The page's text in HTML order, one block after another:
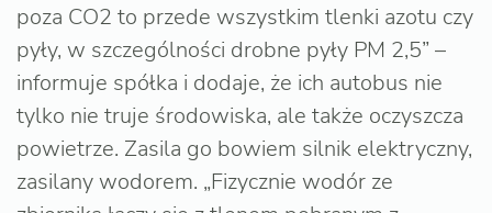
poza CO2 to przede wszystkim tlenki azotu czy
pyły, w szczególności drobne pyły PM 2,5” –
informuje spółka i dodaje, że ich autobus nie
tylko nie truje środowiska, ale także oczyszcza
powietrze. Zasila go bowiem silnik elektryczny,
zasilany wodorem. „Fizycznie wodór ze